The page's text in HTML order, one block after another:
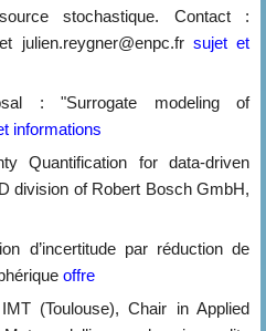
stochastique. Contact :
julien.reygner@enpc.fr sujet et
: "Surrogate modeling of
informations
Quantification for data-driven
division of Robert Bosch GmbH,
d’incertitude par réduction de
offre
(Toulouse), Chair in Applied